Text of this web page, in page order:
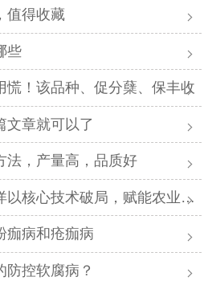
值得收藏
些
慌！该品种、促分蘖、保丰收
文章就可以了
法，产量高，品质好
技术破局，赋能农业高质量发展
痂病和疮痂病
防控软腐病？